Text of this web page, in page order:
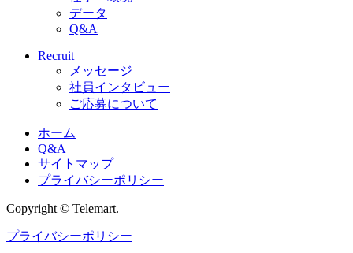
データ
Q&A
Recruit
メッセージ
社員インタビュー
ご応募について
ホーム
Q&A
サイトマップ
プライバシーポリシー
Copyright © Telemart.
プライバシーポリシー